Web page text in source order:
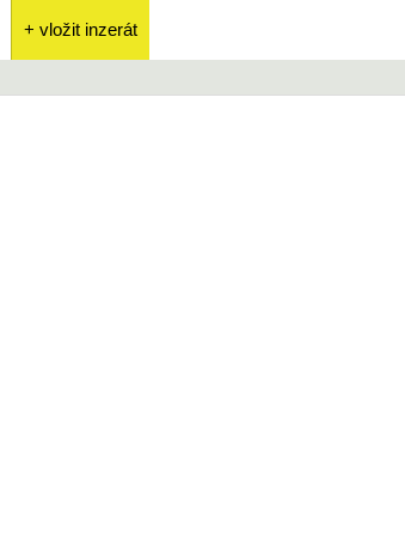
+ vložit inzerát